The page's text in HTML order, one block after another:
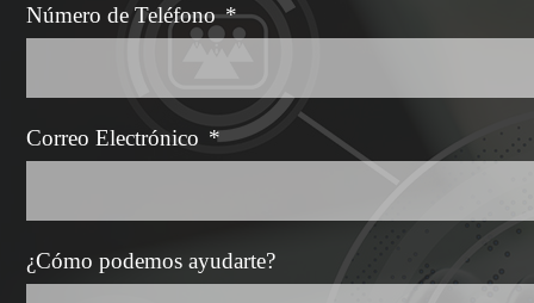
*
Número de Teléfono
*
Correo Electrónico
¿Cómo podemos ayudarte?